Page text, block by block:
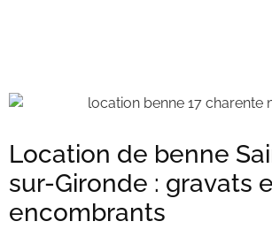
Location de benne
sur-Gironde : gravats
encombrants